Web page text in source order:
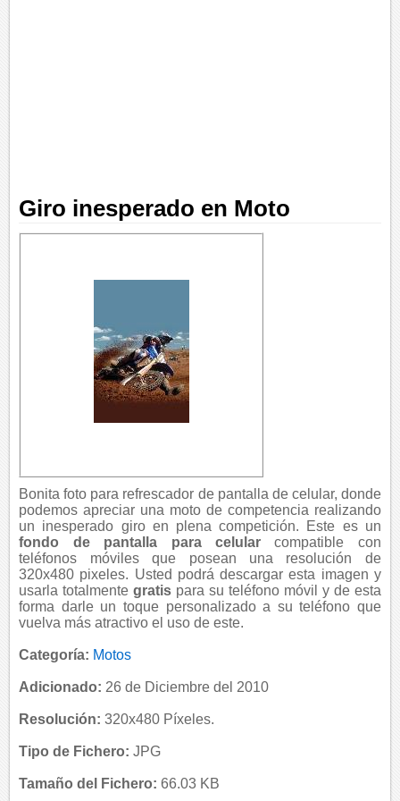
Giro inesperado en Moto
Bonita foto para refrescador de pantalla de celular, donde
podemos apreciar una moto de competencia realizando
un inesperado giro en plena competición. Este es un
fondo de pantalla para celularcompatible con
teléfonos móviles que posean una resolución de
320x480 pixeles. Usted podrá descargar esta imagen y
usarla totalmentegratis para su teléfono móvil y de esta
forma darle un toque personalizado a su teléfono que
vuelva más atractivo el uso de este.
Categoría: Motos
Adicionado: 26 de Diciembre del 2010
Resolución: 320x480 Píxeles.
Tipo de Fichero: JPG
Tamaño del Fichero: 66.03 KB